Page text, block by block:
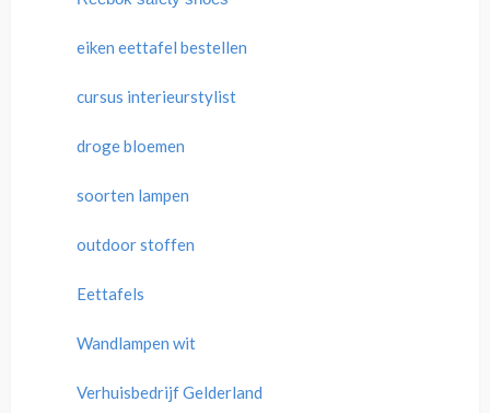
eiken eettafel bestellen
cursus interieurstylist
droge bloemen
soorten lampen
outdoor stoffen
Eettafels
Wandlampen wit
Verhuisbedrijf Gelderland